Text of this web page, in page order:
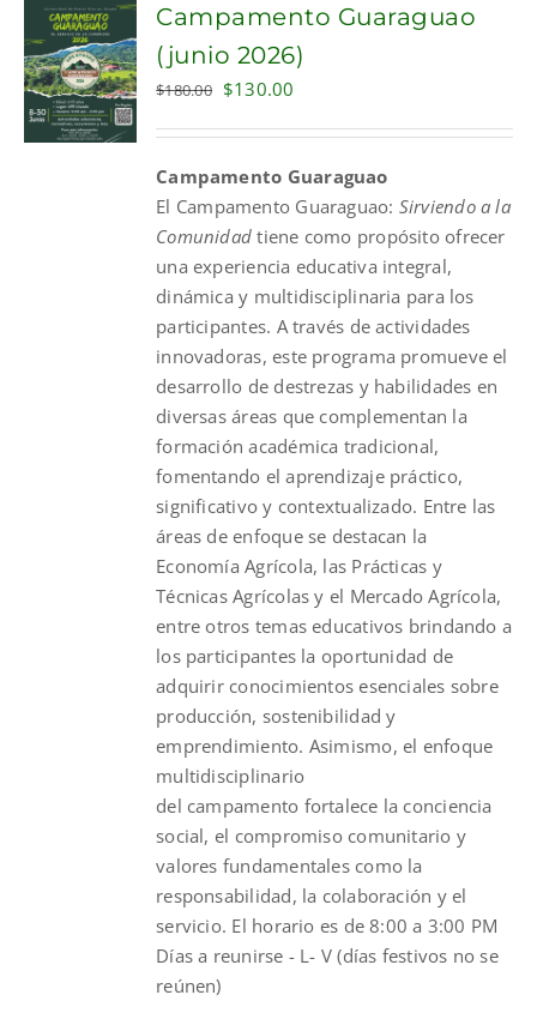
ADD TO
CART
Campamento Guaraguao
(junio 2026)
$180.00 Original
$180.00.
$130.00
$130.00.
Campamento Guaraguao
El Campamento Guaraguao: Sirviendo a la
Comunidad tiene como propósito ofrecer
una experiencia educativa integral,
dinámica y multidisciplinaria para los
participantes. A través de actividades
innovadoras, este programa promueve el
desarrollo de destrezas y habilidades en
diversas áreas que complementan la
formación académica tradicional,
fomentando el aprendizaje práctico,
significativo y contextualizado. Entre las
áreas de enfoque se destacan la
Economía Agrícola, las Prácticas y
Técnicas Agrícolas y el Mercado Agrícola,
entre otros temas educativos brindando a
los participantes la oportunidad de
adquirir conocimientos esenciales sobre
producción, sostenibilidad y
emprendimiento. Asimismo, el enfoque
multidisciplinario
del campamento fortalece la conciencia
social, el compromiso comunitario y
valores fundamentales como la
responsabilidad, la colaboración y el
servicio. El horario es de 8:00 a 3:00 PM
Días a reunirse - L- V (días festivos no se
reúnen)